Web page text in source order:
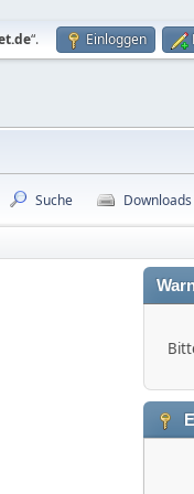
“. Einloggen
Suche Downloads